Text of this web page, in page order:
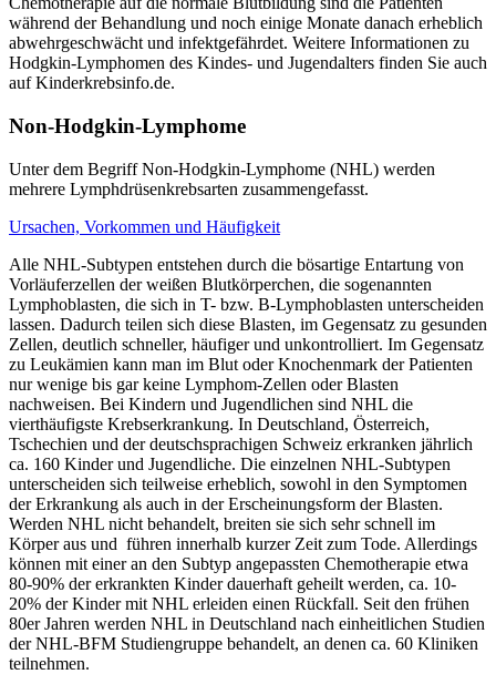
während der Behandlung und noch einige Monate danach erheblich
abwehrgeschwächt und infektgefährdet. Weitere Informationen zu
Hodgkin-Lymphomen des Kindes- und Jugendalters finden Sie auch
auf Kinderkrebsinfo.de.
Non-Hodgkin-Lymphome
Unter dem Begriff Non-Hodgkin-Lymphome (NHL) werden
mehrere Lymphdrüsenkrebsarten zusammengefasst.
Ursachen, Vorkommen und Häufigkeit
Alle NHL-Subtypen entstehen durch die bösartige Entartung von
Vorläuferzellen der weißen Blutkörperchen, die sogenannten
Lymphoblasten, die sich in T- bzw. B-Lymphoblasten unterscheiden
lassen. Dadurch teilen sich diese Blasten, im Gegensatz zu gesunden
Zellen, deutlich schneller, häufiger und unkontrolliert. Im Gegensatz
zu Leukämien kann man im Blut oder Knochenmark der Patienten
nur wenige bis gar keine Lymphom-Zellen oder Blasten
nachweisen. Bei Kindern und Jugendlichen sind NHL die
vierthäufigste Krebserkrankung. In Deutschland, Österreich,
Tschechien und der deutschsprachigen Schweiz erkranken jährlich
ca. 160 Kinder und Jugendliche. Die einzelnen NHL-Subtypen
unterscheiden sich teilweise erheblich, sowohl in den Symptomen
der Erkrankung als auch in der Erscheinungsform der Blasten.
Werden NHL nicht behandelt, breiten sie sich sehr schnell im
Körper aus und führen innerhalb kurzer Zeit zum Tode. Allerdings
können mit einer an den Subtyp angepassten Chemotherapie etwa
80-90% der erkrankten Kinder dauerhaft geheilt werden, ca. 10-
20% der Kinder mit NHL erleiden einen Rückfall. Seit den frühen
80er Jahren werden NHL in Deutschland nach einheitlichen Studien
der NHL-BFM Studiengruppe behandelt, an denen ca. 60 Kliniken
teilnehmen.